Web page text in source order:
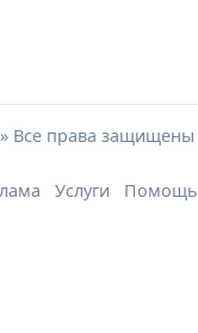
Все права защищены
Услуги Помощь